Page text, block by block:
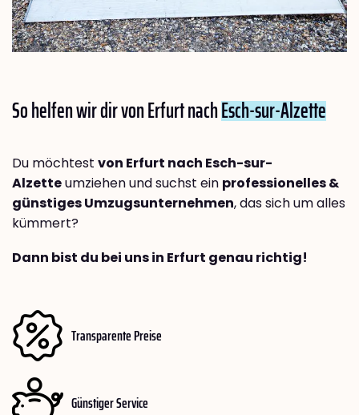
So helfen wir dir von Erfurt nachEsch-sur-Alzette
Du möchtest von Erfurt nach Esch-sur-
Alzetteumziehen und suchst ein professionelles &
günstiges Umzugsunternehmen, das sich um alles
kümmert?
Dann bist du bei uns in Erfurt genau richtig!
Transparente Preise
Günstiger Service